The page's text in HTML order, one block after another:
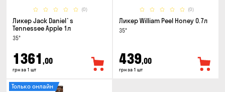
(0)
Ликер Jack Daniel`s
Tennessee Apple 1л
35°
1361 ,00
грн за 1 шт
(0)
Ликер William Peel Honey 0.7л
35°
439,00
грн за 1 шт
Только онлайн